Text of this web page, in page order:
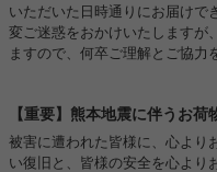
いただいた日時通りにお届けで
変ご迷惑をおかけいたしますが
ますので、何卒ご理解とご協力
【重要】熊本地震に伴うお
被害に遭われた皆様に、心より
い復旧と、皆様の安全を心より